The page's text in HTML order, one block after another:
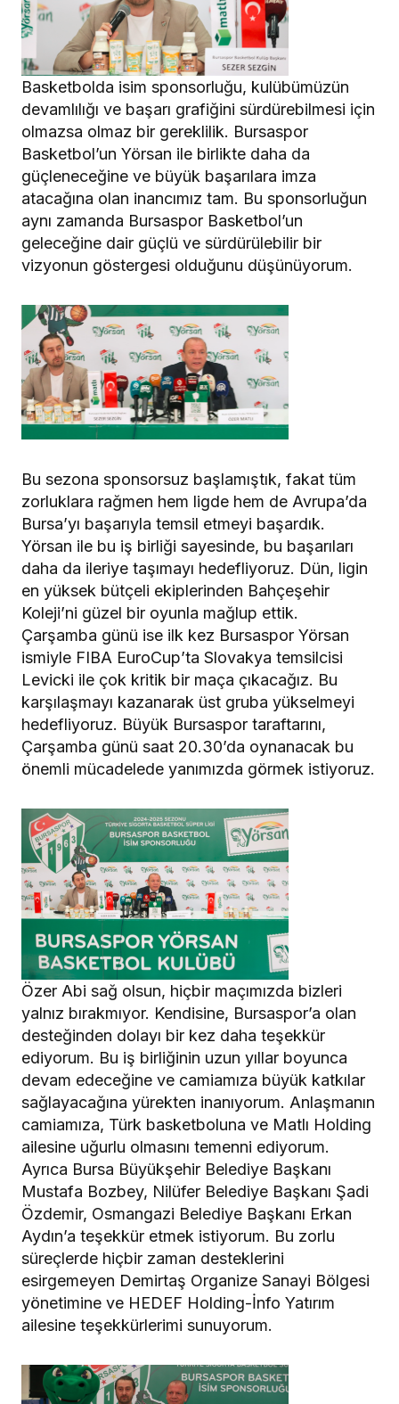
Basketbolda isim sponsorluğu, kulübümüzün
devamlılığı ve başarı grafiğini sürdürebilmesi için
olmazsa olmaz bir gereklilik. Bursaspor
Basketbol’un Yörsan ile birlikte daha da
güçleneceğine ve büyük başarılara imza
atacağına olan inancımız tam. Bu sponsorluğun
aynı zamanda Bursaspor Basketbol’un
geleceğine dair güçlü ve sürdürülebilir bir
vizyonun göstergesi olduğunu düşünüyorum.
Bu sezona sponsorsuz başlamıştık, fakat tüm
zorluklara rağmen hem ligde hem de Avrupa’da
Bursa’yı başarıyla temsil etmeyi başardık.
Yörsan ile bu iş birliği sayesinde, bu başarıları
daha da ileriye taşımayı hedefliyoruz. Dün, ligin
en yüksek bütçeli ekiplerinden Bahçeşehir
Koleji’ni güzel bir oyunla mağlup ettik.
Çarşamba günü ise ilk kez Bursaspor Yörsan
ismiyle FIBA EuroCup’ta Slovakya temsilcisi
Levicki ile çok kritik bir maça çıkacağız. Bu
karşılaşmayı kazanarak üst gruba yükselmeyi
hedefliyoruz. Büyük Bursaspor taraftarını,
Çarşamba günü saat 20.30’da oynanacak bu
önemli mücadelede yanımızda görmek istiyoruz.
Özer Abi sağ olsun, hiçbir maçımızda bizleri
yalnız bırakmıyor. Kendisine, Bursaspor’a olan
desteğinden dolayı bir kez daha teşekkür
ediyorum. Bu iş birliğinin uzun yıllar boyunca
devam edeceğine ve camiamıza büyük katkılar
sağlayacağına yürekten inanıyorum. Anlaşmanın
camiamıza, Türk basketboluna ve Matlı Holding
ailesine uğurlu olmasını temenni ediyorum.
Ayrıca Bursa Büyükşehir Belediye Başkanı
Mustafa Bozbey, Nilüfer Belediye Başkanı Şadi
Özdemir, Osmangazi Belediye Başkanı Erkan
Aydın’a teşekkür etmek istiyorum. Bu zorlu
süreçlerde hiçbir zaman desteklerini
esirgemeyen Demirtaş Organize Sanayi Bölgesi
yönetimine ve HEDEF Holding-İnfo Yatırım
ailesine teşekkürlerimi sunuyorum.